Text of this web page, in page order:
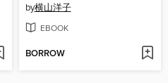
by横山洋子
EBOOK
BORROW